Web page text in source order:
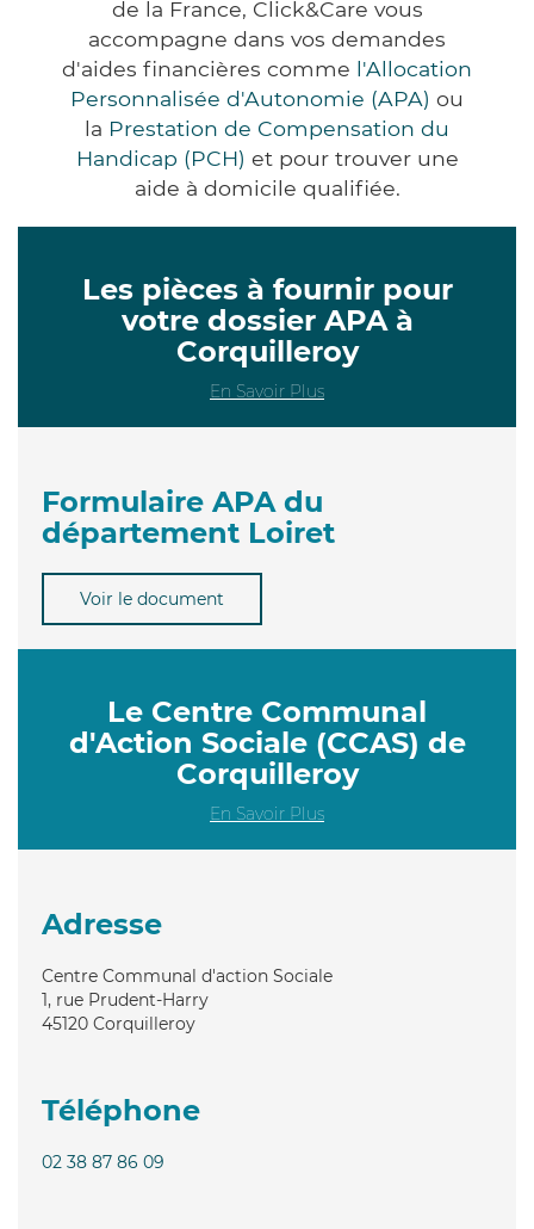
de la France, Click&Care vous
accompagne dans vos demandes
d'aides financières comme l'Allocation
Personnalisée d'Autonomie (APA) ou
la Prestation de Compensation du
Handicap (PCH) et pour trouver une
aide à domicile qualifiée.
Les pièces à fournir pour
votre dossier APA à
Corquilleroy
En Savoir Plus
Formulaire APA du
département Loiret
Voir le document
Le Centre Communal
d'Action Sociale (CCAS) de
Corquilleroy
En Savoir Plus
Adresse
Centre Communal d'action Sociale
1, rue Prudent-Harry
45120 Corquilleroy
Téléphone
02 38 87 86 09